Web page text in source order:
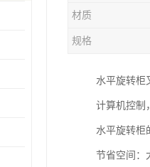
材质
规格
水平旋转柜
计算机控制
水平旋转柜
节省空间：